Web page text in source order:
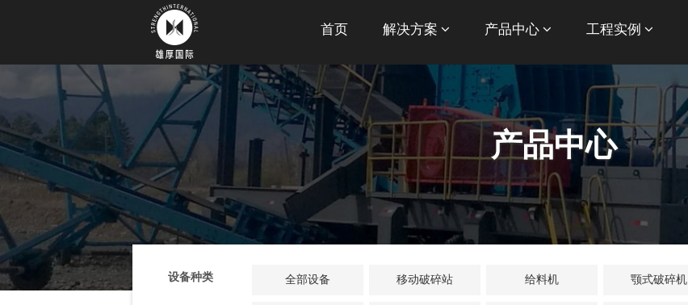
首页 解决方案 产品中心 工程实例
产品中心
设备种类 全部设备 移动破碎站 给料机 颚式破碎机